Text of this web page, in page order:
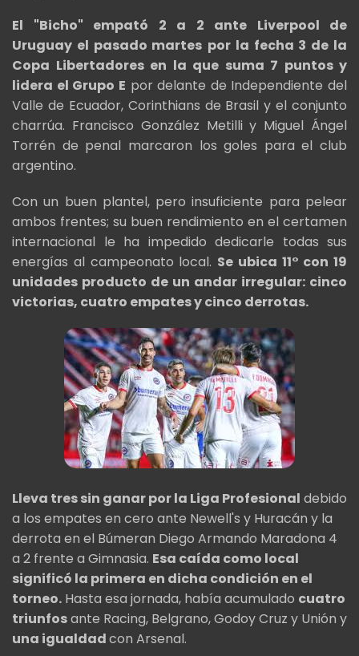
El "Bicho" empató 2 a 2 ante Liverpool de
Uruguay el pasado martes por la fecha 3 de la
Copa Libertadores en la que suma 7 puntos y
lidera el Grupo E por delante de Independiente del
Valle de Ecuador, Corinthians de Brasil y el conjunto
charrúa. Francisco González Metilli y Miguel Ángel
Torrén de penal marcaron los goles para el club
argentino.
Con un buen plantel, pero insuficiente para pelear
ambos frentes; su buen rendimiento en el certamen
internacional le ha impedido dedicarle todas sus
energías al campeonato local. Se ubica 11° con 19
unidades producto de un andar irregular: cinco
victorias, cuatro empates y cinco derrotas.
Lleva tres sin ganar por la Liga Profesional debido
a los empates en cero ante Newell's y Huracán y la
derrota en el Búmeran Diego Armando Maradona 4
a 2 frente a Gimnasia. Esa caída como local
significó la primera en dicha condición en el
torneo. Hasta esa jornada, había acumulado cuatro
triunfosante Racing, Belgrano, Godoy Cruz y Unión y
una igualdadcon Arsenal.